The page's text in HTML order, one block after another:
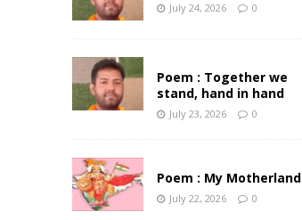
July 24, 2026 0
Poem : Together we
stand, hand in hand
July 23, 2026 0
Poem : My Motherland
July 22, 2026 0